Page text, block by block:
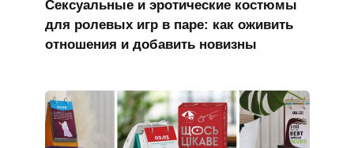
Сексуальные и эротические костюмы
для ролевых игр в паре: как оживить
отношения и добавить новизны